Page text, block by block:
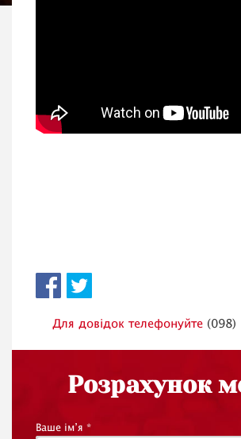
Для довідок телефонуйте (098)
Розрахунок
Ваше ім’я *